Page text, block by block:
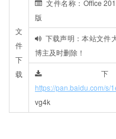
文
件
下
载
文件名称：Office
版
下载声明：本站文件
博主及时删除！
下
https://pan.baidu.com/s/
vg4k